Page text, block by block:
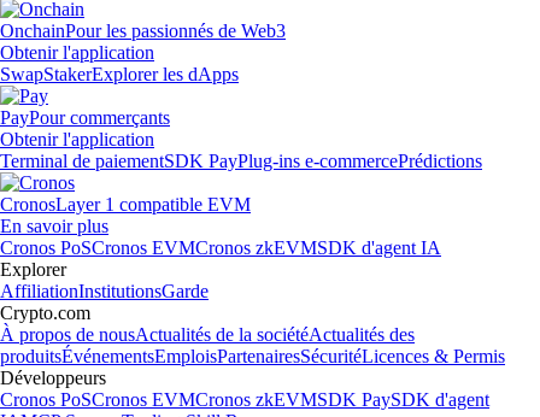
OnchainPour les passionnés de Web3
Obtenir l'application
SwapStakerExplorer les dApps
PayPour commerçants
Obtenir l'application
Terminal de paiementSDK PayPlug-ins e-commercePrédictions
CronosLayer 1 compatible EVM
En savoir plus
Cronos PoSCronos EVMCronos zkEVMSDK d'agent IA
Explorer
AffiliationInstitutionsGarde
Crypto.com
À propos de nousActualités de la sociétéActualités des
produitsÉvénementsEmploisPartenairesSécuritéLicences & Permis
Développeurs
Cronos PoSCronos EVMCronos zkEVMSDK PaySDK d'agent